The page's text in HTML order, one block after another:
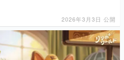
2026年3月3日 公開